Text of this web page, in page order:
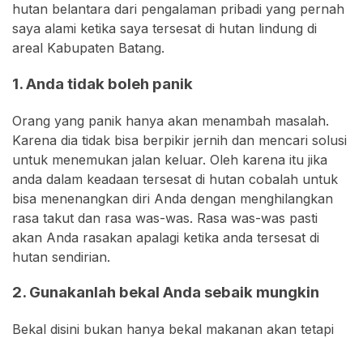
hutan belantara dari pengalaman pribadi yang pernah
saya alami ketika saya tersesat di hutan lindung di
areal Kabupaten Batang.
1. Anda tidak boleh panik
Orang yang panik hanya akan menambah masalah.
Karena dia tidak bisa berpikir jernih dan mencari solusi
untuk menemukan jalan keluar. Oleh karena itu jika
anda dalam keadaan tersesat di hutan cobalah untuk
bisa menenangkan diri Anda dengan menghilangkan
rasa takut dan rasa was-was. Rasa was-was pasti
akan Anda rasakan apalagi ketika anda tersesat di
hutan sendirian.
2. Gunakanlah bekal Anda sebaik mungkin
Bekal disini bukan hanya bekal makanan akan tetapi